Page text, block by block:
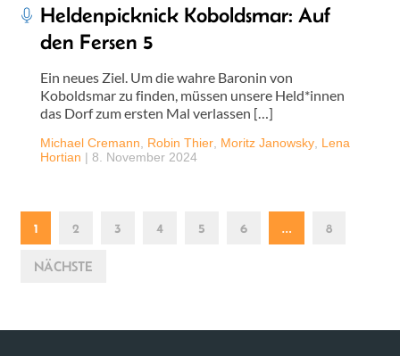
Heldenpicknick Koboldsmar: Auf
den Fersen 5
Ein neues Ziel. Um die wahre Baronin von
Koboldsmar zu finden, müssen unsere Held*innen
das Dorf zum ersten Mal verlassen […]
Michael Cremann Robin Thier Moritz Janowsky Lena
Hortian | 8. November 2024
1 2 3 4 5 6 … 8
NÄCHSTE